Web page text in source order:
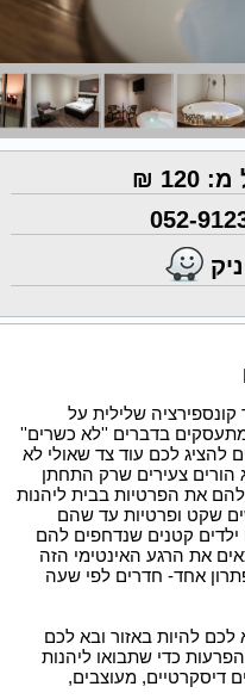
₪
052-
שלילית על
בדברים ''לא כשרים''
להציג לכם עוד צד שאולי לא
הורים צעירים שרק התחתן
להם את הפרטיות בבית ליהנות
שקט ופרטיות עד שהם
ילדים קטנים שנדחפים להם
את הרגע האינטימי הזה
אחד- חדרים לפי שעה
להיות באזור ובא לכם
כדי שתבואו ליהנות
דיסקרטיים, מעוצבים,